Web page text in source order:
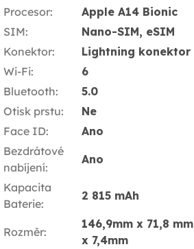
Procesor:
Apple A14 Bionic
SIM:
Nano-SIM, eSIM
Konektor:
Lightning konektor
Wi-Fi:
6
Bluetooth:
5.0
Otisk prstu:
Ne
Face ID:
Ano
Bezdrátové
nabíjení:
Ano
Kapacita
Baterie:
2 815 mAh
Rozměr:
146,9mm x 71,8 mm
x 7,4mm